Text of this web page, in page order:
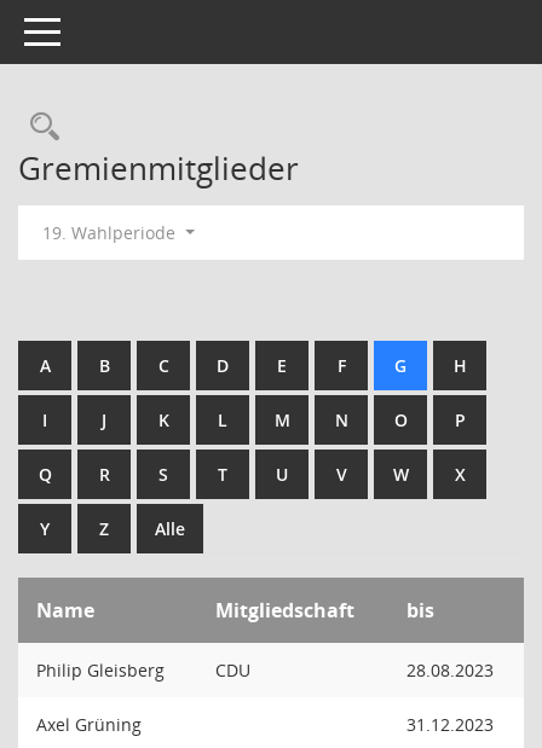
Toggle navigation
Rechercheauswahl
Gremienmitglieder
19. Wahlperiode
A B C D E F G H
I J K L M N O P
Q R S T U V W X
Y Z Alle
Name Mitgliedschaft bis
Philip Gleisberg CDU 28.08.2023
Axel Grüning 31.12.2023